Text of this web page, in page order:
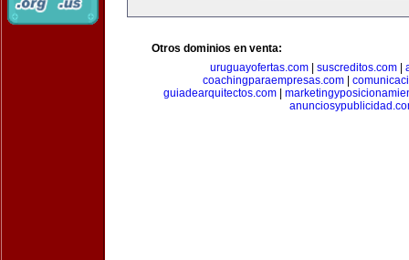
Otros dominios en venta:
uruguayofertas.com| suscreditos.com|
coachingparaempresas.com|
guiadearquitectos.com